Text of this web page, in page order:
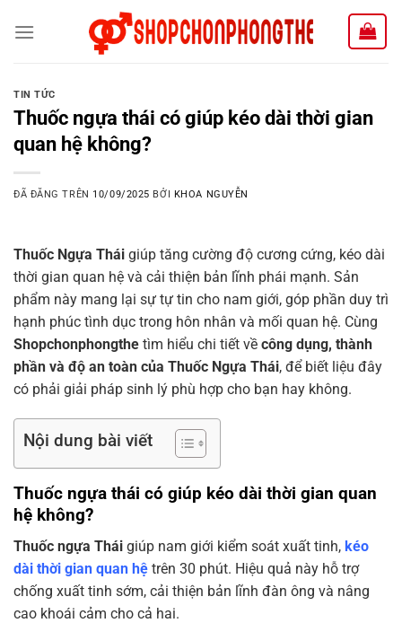
đến
TIN TỨC
Thuốc ngựa thái có giúp kéo dài thời gian
quan hệ không?
ĐÃ ĐĂNG TRÊN 10/09/2025 BỞI KHOA NGUYỄN
Thuốc Ngựa Thái giúp tăng cường độ cương cứng, kéo dài
thời gian quan hệ và cải thiện bản lĩnh phái mạnh. Sản
phẩm này mang lại sự tự tin cho nam giới, góp phần duy trì
hạnh phúc tình dục trong hôn nhân và mối quan hệ. Cùng
Shopchonphongthe tìm hiểu chi tiết về công dụng, thành
phần và độ an toàn của Thuốc Ngựa Thái, để biết liệu đây
có phải giải pháp sinh lý phù hợp cho bạn hay không.
Nội dung bài viết
Thuốc ngựa thái có giúp kéo dài thời gian quan
hệ không?
Thuốc ngựa Thái giúp nam giới kiểm soát xuất tinh, kéo
dài thời gian quan hệ trên 30 phút. Hiệu quả này hỗ trợ
chống xuất tinh sớm, cải thiện bản lĩnh đàn ông và nâng
cao khoái cảm cho cả hai.